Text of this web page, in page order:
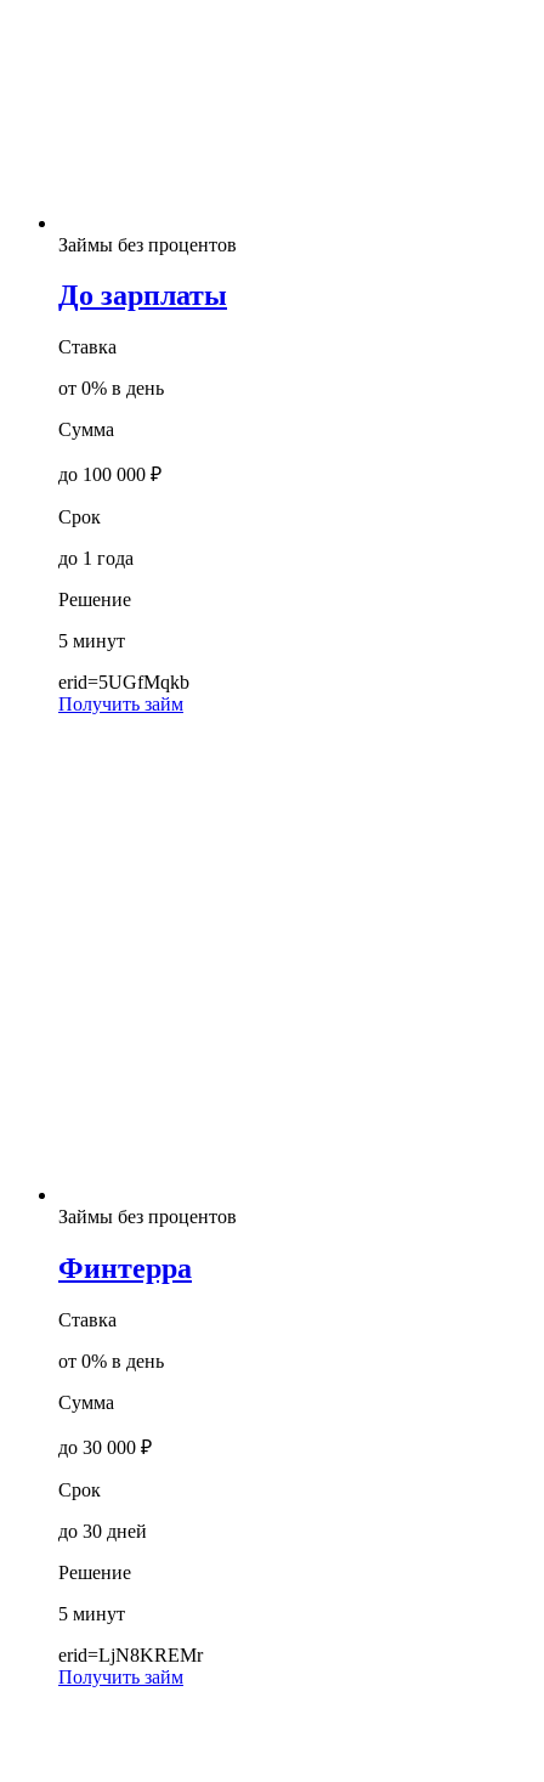
Займы без процентов
До зарплаты
Ставка
от 0% в день
Сумма
до 100 000 ₽
Срок
до 1 года
Решение
5 минут
erid=5UGfMqkb
Получить займ
Займы без процентов
Финтерра
Ставка
от 0% в день
Сумма
до 30 000 ₽
Срок
до 30 дней
Решение
5 минут
erid=LjN8KREMr
Получить займ